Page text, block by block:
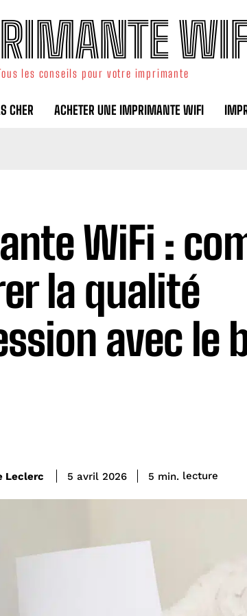
les conseils pour votre imprimante
CHER ACHETER UNE IMPRIMANTE WIFI
WiFi :
la qualité
avec le
Leclerc 5 avril 2026 5 min. lecture